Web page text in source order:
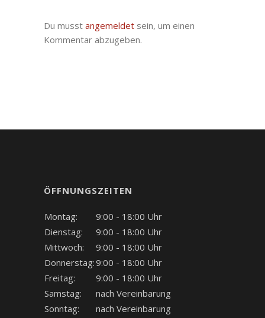
Du musst angemeldet sein, um einen
Kommentar abzugeben.
ÖFFNUNGSZEITEN
Montag:
9:00 - 18:00 Uhr
Dienstag:
9:00 - 18:00 Uhr
Mittwoch:
9:00 - 18:00 Uhr
Donnerstag:9:00 - 18:00 Uhr
Freitag:
9:00 - 18:00 Uhr
Samstag:
nach Vereinbarung
Sonntag:
nach Vereinbarung